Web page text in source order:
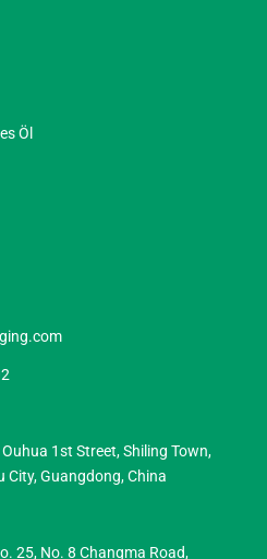
Öl
1st Street, Shiling Town,
City, Guangdong, China
25, No. 8 Changma Road,